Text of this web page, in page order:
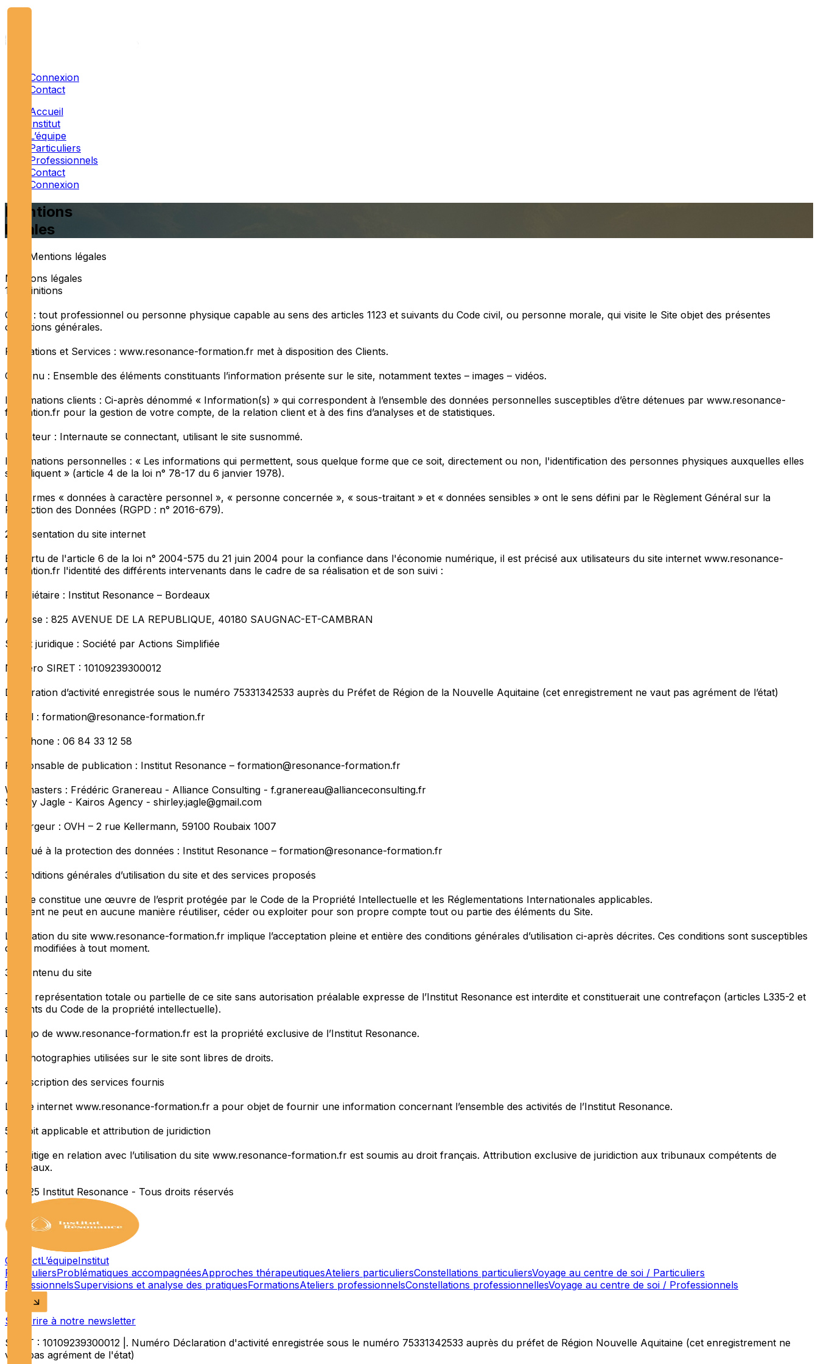
Connexion
Contact
Accueil
Institut
L’équipe
Particuliers
Professionnels
Contact
Connexion
Mentions
légales
Mentions légales
Mentions légales
1. Définitions
Client : tout professionnel ou personne physique capable au sens des articles 1123 et suivants du Code civil, ou personne morale, qui visite le Site objet des présentes
conditions générales.
Prestations et Services : www.resonance-formation.fr met à disposition des Clients.
Contenu : Ensemble des éléments constituants l’information présente sur le site, notamment textes – images – vidéos.
Informations clients : Ci-après dénommé « Information(s) » qui correspondent à l’ensemble des données personnelles susceptibles d’être détenues par www.resonance-
formation.fr pour la gestion de votre compte, de la relation client et à des fins d’analyses et de statistiques.
Utilisateur : Internaute se connectant, utilisant le site susnommé.
Informations personnelles : « Les informations qui permettent, sous quelque forme que ce soit, directement ou non, l'identification des personnes physiques auxquelles elles
s'appliquent » (article 4 de la loi n° 78-17 du 6 janvier 1978).
Les termes « données à caractère personnel », « personne concernée », « sous-traitant » et « données sensibles » ont le sens défini par le Règlement Général sur la
Protection des Données (RGPD : n° 2016-679).
2. Présentation du site internet
En vertu de l'article 6 de la loi n° 2004-575 du 21 juin 2004 pour la confiance dans l'économie numérique, il est précisé aux utilisateurs du site internet www.resonance-
formation.fr l'identité des différents intervenants dans le cadre de sa réalisation et de son suivi :
Propriétaire : Institut Resonance – Bordeaux
Adresse : 825 AVENUE DE LA REPUBLIQUE, 40180 SAUGNAC-ET-CAMBRAN
Statut juridique : Société par Actions Simplifiée
Numéro SIRET : 10109239300012
Déclaration d’activité enregistrée sous le numéro 75331342533 auprès du Préfet de Région de la Nouvelle Aquitaine (cet enregistrement ne vaut pas agrément de l’état)
E-mail : formation@resonance-formation.fr
Téléphone : 06 84 33 12 58
Responsable de publication : Institut Resonance – formation@resonance-formation.fr
Webmasters : Frédéric Granereau - Alliance Consulting - f.granereau@allianceconsulting.fr
Shirley Jagle - Kairos Agency - shirley.jagle@gmail.com
Hébergeur : OVH – 2 rue Kellermann, 59100 Roubaix 1007
Délégué à la protection des données : Institut Resonance – formation@resonance-formation.fr
3. Conditions générales d’utilisation du site et des services proposés
Le Site constitue une œuvre de l’esprit protégée par le Code de la Propriété Intellectuelle et les Réglementations Internationales applicables.
Le Client ne peut en aucune manière réutiliser, céder ou exploiter pour son propre compte tout ou partie des éléments du Site.
L’utilisation du site www.resonance-formation.fr implique l’acceptation pleine et entière des conditions générales d’utilisation ci-après décrites. Ces conditions sont susceptibles
d’être modifiées à tout moment.
3.1 Contenu du site
Toute représentation totale ou partielle de ce site sans autorisation préalable expresse de l’Institut Resonance est interdite et constituerait une contrefaçon (articles L335-2 et
suivants du Code de la propriété intellectuelle).
Le logo de www.resonance-formation.fr est la propriété exclusive de l’Institut Resonance.
Les photographies utilisées sur le site sont libres de droits.
4. Description des services fournis
Le site internet www.resonance-formation.fr a pour objet de fournir une information concernant l’ensemble des activités de l’Institut Resonance.
5. Droit applicable et attribution de juridiction
Tout litige en relation avec l’utilisation du site www.resonance-formation.fr est soumis au droit français. Attribution exclusive de juridiction aux tribunaux compétents de
Bordeaux.
© 2025 Institut Resonance - Tous droits réservés
ContactL’équipeInstitut
ParticuliersProblématiques accompagnéesApproches thérapeutiquesAteliers particuliersConstellations particuliersVoyage au centre de soi / Particuliers
ProfessionnelsSupervisions et analyse des pratiquesFormationsAteliers professionnelsConstellations professionnellesVoyage au centre de soi / Professionnels
S’inscrire à notre newsletter
SIRET : 10109239300012 |. Numéro Déclaration d'activité enregistrée sous le numéro 75331342533 auprès du préfet de Région Nouvelle Aquitaine (cet enregistrement ne
vaut pas agrément de l'état)